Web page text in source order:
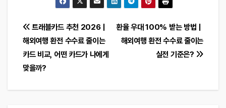
글
탐
색
환율 우대 100% 받는 방법｜
해외여행 환전 수수료 줄이는
실전 기준은?
트래블카드 추천 2026｜
해외여행 환전 수수료 줄이는
카드 비교, 어떤 카드가 나에게
맞을까?